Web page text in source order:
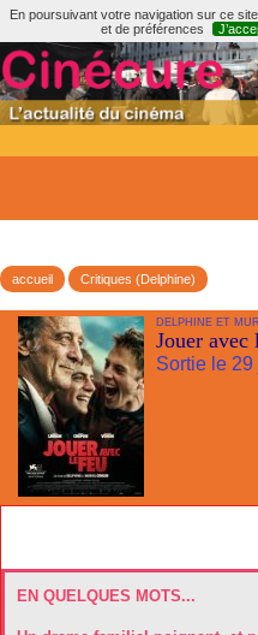
En poursuivant votre navigation sur ce
et de préférences
accueil Critiques (Delphine)
DELPHINE ET
Jouer avec
Sortie le
EN QUELQUES MOTS...